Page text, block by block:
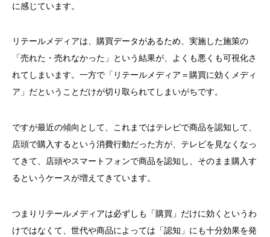
に感じています。
リテールメディアは、購買データがあるため、実施した施策の
「売れた・売れなかった」という結果が、よくも悪くも可視化さ
れてしまいます。一方で「リテールメディア＝購買に効くメディ
ア」だということだけが切り取られてしまいがちです。
ですが最近の傾向として、これまではテレビで商品を認知して、
店頭で購入するという消費行動だった方が、テレビを見なくなっ
てきて、店頭やスマートフォンで商品を認知し、そのまま購入す
るというケースが増えてきています。
つまりリテールメディアは必ずしも「購買」だけに効くというわ
けではなくて、世代や商品によっては「認知」にも十分効果を発